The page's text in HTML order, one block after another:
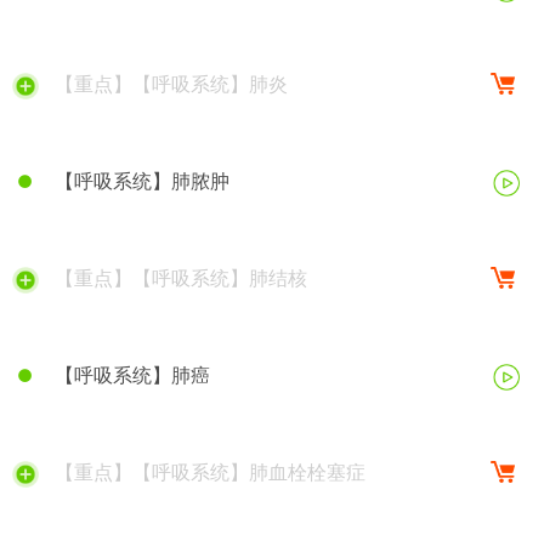
【重点】【呼吸系统】肺炎
【呼吸系统】肺脓肿
【重点】【呼吸系统】肺结核
【呼吸系统】肺癌
【重点】【呼吸系统】肺血栓栓塞症